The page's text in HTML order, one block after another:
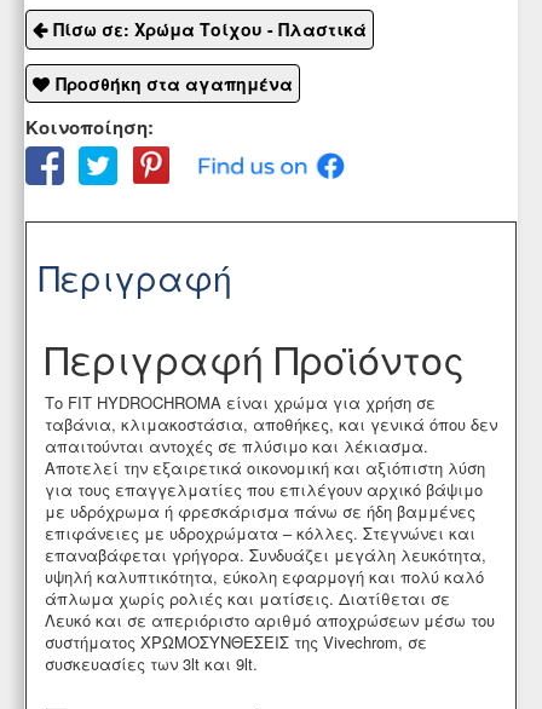
Πίσω σε: Χρώμα Τοίχου - Πλαστικά
Προσθήκη στα αγαπημένα
Κοινοποίηση:
Περιγραφή
Περιγραφή Προϊόντος
Tο FIT HYDROCHROMA είναι χρώμα για χρήση σε
ταβάνια, κλιμακοστάσια, αποθήκες, και γενικά όπου δεν
απαιτούνται αντοχές σε πλύσιμο και λέκιασμα.
Αποτελεί την εξαιρετικά οικονομική και αξιόπιστη λύση
για τους επαγγελματίες που επιλέγουν αρχικό βάψιμο
με υδρόχρωμα ή φρεσκάρισμα πάνω σε ήδη βαμμένες
επιφάνειες με υδροχρώματα – κόλλες. Στεγνώνει και
επαναβάφεται γρήγορα. Συνδυάζει μεγάλη λευκότητα,
υψηλή καλυπτικότητα, εύκολη εφαρμογή και πολύ καλό
άπλωμα χωρίς ρολιές και ματίσεις. Διατίθεται σε
Λευκό και σε απεριόριστο αριθμό αποχρώσεων μέσω του
συστήματος ΧΡΩΜΟΣΥΝΘΕΣΕΙΣ της Vivechrom, σε
συσκευασίες των 3lt και 9lt.